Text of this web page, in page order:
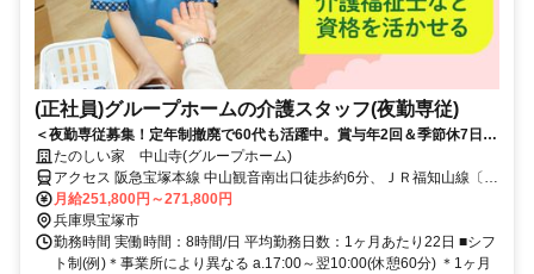
(正社員)グループホームの介護スタッフ(夜勤専従)
＜夜勤専従募集！定年制撤廃で60代も活躍中。賞与年2回＆季節休7日◎
少ない日数でしっかり稼げる！＞賞与年2回＆昇給あり！定年制撤廃で
長く安定して働けます。少人数制で寄り添うケアができる温かいグルー
プホームです◎
たのしい家 中山寺(グループホーム)
アクセス 阪急宝塚本線 中山観音南出口徒歩約6分、ＪＲ福知山線〔宝
塚線〕 中山寺南口徒歩約9分、阪急宝塚本線 売布神社東改札口徒歩約
14分 JR宝塚線「中山寺」駅から徒歩約6分
月給251,800円～271,800円
兵庫県宝塚市
勤務時間 実働時間：8時間/日 平均勤務日数：1ヶ月あたり22日 ■シフ
ト制(例)＊事業所により異なる a.17:00～翌10:00(休憩60分) ＊1ヶ月